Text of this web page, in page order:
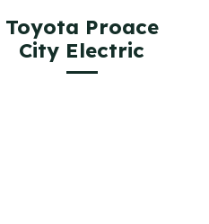
Toyota Proace
City Electric